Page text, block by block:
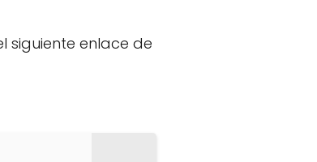
siguiente enlace de